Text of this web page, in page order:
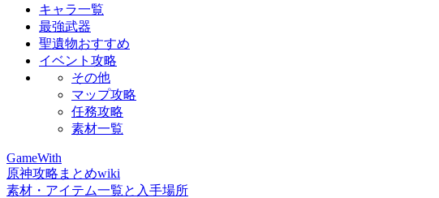
キャラ一覧
最強武器
聖遺物おすすめ
イベント攻略
その他
マップ攻略
任務攻略
素材一覧
GameWith
原神攻略まとめwiki
素材・アイテム一覧と入手場所